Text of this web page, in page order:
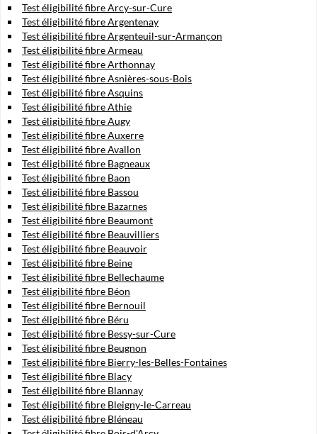
Test éligibilité fibre Arcy-sur-Cure
Test éligibilité fibre Argentenay
Test éligibilité fibre Argenteuil-sur-Armançon
Test éligibilité fibre Armeau
Test éligibilité fibre Arthonnay
Test éligibilité fibre Asnières-sous-Bois
Test éligibilité fibre Asquins
Test éligibilité fibre Athie
Test éligibilité fibre Augy
Test éligibilité fibre Auxerre
Test éligibilité fibre Avallon
Test éligibilité fibre Bagneaux
Test éligibilité fibre Baon
Test éligibilité fibre Bassou
Test éligibilité fibre Bazarnes
Test éligibilité fibre Beaumont
Test éligibilité fibre Beauvilliers
Test éligibilité fibre Beauvoir
Test éligibilité fibre Beine
Test éligibilité fibre Bellechaume
Test éligibilité fibre Béon
Test éligibilité fibre Bernouil
Test éligibilité fibre Béru
Test éligibilité fibre Bessy-sur-Cure
Test éligibilité fibre Beugnon
Test éligibilité fibre Bierry-les-Belles-Fontaines
Test éligibilité fibre Blacy
Test éligibilité fibre Blannay
Test éligibilité fibre Bleigny-le-Carreau
Test éligibilité fibre Bléneau